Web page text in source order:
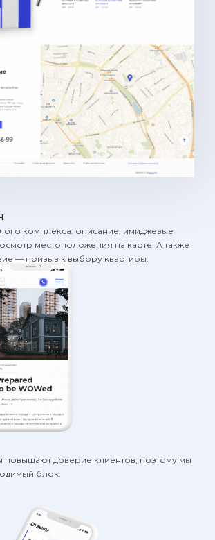
комплекса: описание, имиджевые
местоположения на карте. А также
— призыв к выбору квартиры.
повышают доверие клиентов, поэтому мы
блок.